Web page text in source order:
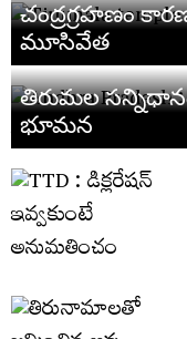
చంద్రగ్రహణం
మూసివేత
తిరుమల
భూమన